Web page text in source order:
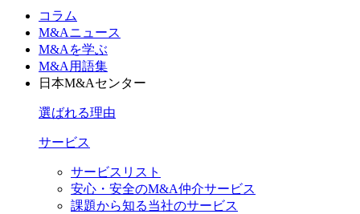
コラム
M&Aニュース
M&Aを学ぶ
M&A用語集
日本M&Aセンター
選ばれる理由
サービス
サービスリスト
安心・安全のM&A仲介サービス
課題から知る当社のサービス